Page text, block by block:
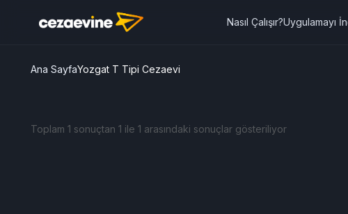
Nasıl Çalışır?Uygulamayı
Ana SayfaYozgat T Tipi Cezaevi
Toplam 1 sonuçtan 1 ile 1 arasındaki sonuçlar gösteriliyor